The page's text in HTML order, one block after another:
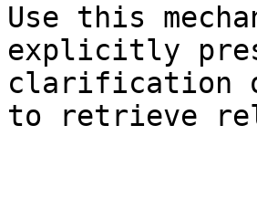
Use this
explicitly
clarification